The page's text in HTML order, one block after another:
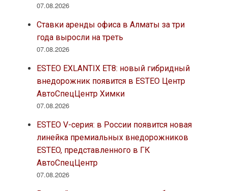
07.08.2026
Ставки аренды офиса в Алматы за три
года выросли на треть
07.08.2026
ESTEO EXLANTIX ET8: новый гибридный
внедорожник появится в ESTEO Центр
АвтоСпецЦентр Химки
07.08.2026
ESTEO V-серия: в России появится новая
линейка премиальных внедорожников
ESTEO, представленного в ГК
АвтоСпецЦентр
07.08.2026